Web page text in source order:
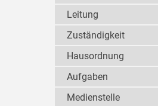
Leitung
Zuständigkeit
Hausordnung
Aufgaben
Medienstelle